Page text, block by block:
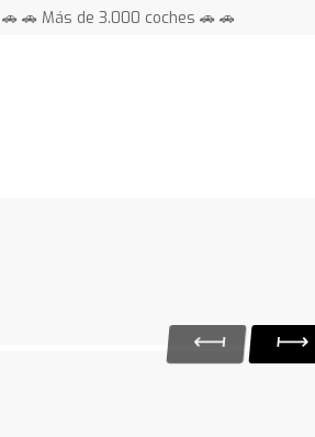
🚗 🚗 Más de 3.000 coches 🚗 🚗